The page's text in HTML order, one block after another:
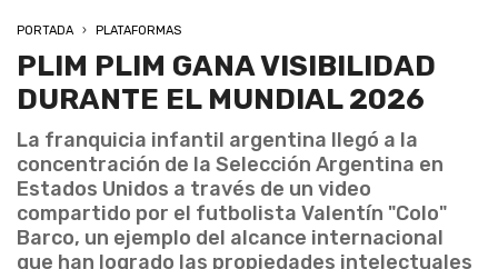
PORTADA PLATAFORMAS
PLIM PLIM GANA VISIBILIDAD
DURANTE EL MUNDIAL 2026
La franquicia infantil argentina llegó a la
concentración de la Selección Argentina en
Estados Unidos a través de un video
compartido por el futbolista Valentín "Colo"
Barco, un ejemplo del alcance internacional
que han logrado las propiedades intelectuales